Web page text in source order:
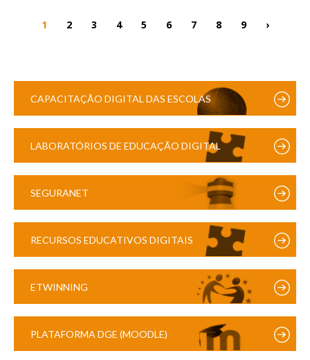
1 2 3 4 5 6 7 8 9 ›
CAPACITAÇÃO DIGITAL DAS ESCOLAS
LABORATÓRIOS DE EDUCAÇÃO DIGITAL
SEGURANET
RECURSOS EDUCATIVOS DIGITAIS
ETWINNING
PLATAFORMA DGE (MOODLE)